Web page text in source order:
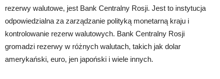
rezerwy walutowe, jest Bank Centralny Rosji. Jest to instytucja
odpowiedzialna za zarządzanie polityką monetarną kraju i
kontrolowanie rezerw walutowych. Bank Centralny Rosji
gromadzi rezerwy w różnych walutach, takich jak dolar
amerykański, euro, jen japoński i wiele innych.